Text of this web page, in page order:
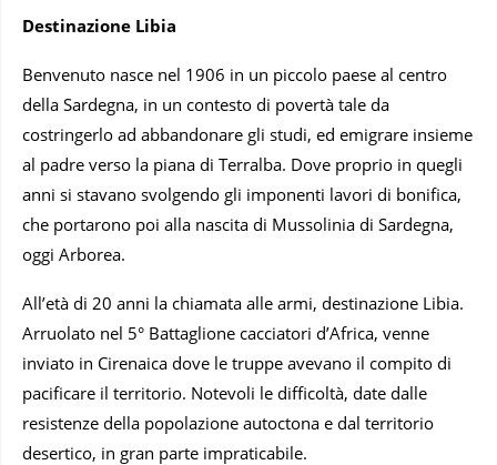
Destinazione Libia
Benvenuto nasce nel 1906 in un piccolo paese al centro
della Sardegna, in un contesto di povertà tale da
costringerlo ad abbandonare gli studi, ed emigrare insieme
al padre verso la piana di Terralba. Dove proprio in quegli
anni si stavano svolgendo gli imponenti lavori di bonifica,
che portarono poi alla nascita di Mussolinia di Sardegna,
oggi Arborea.
All’età di 20 anni la chiamata alle armi, destinazione Libia.
Arruolato nel 5° Battaglione cacciatori d’Africa, venne
inviato in Cirenaica dove le truppe avevano il compito di
pacificare il territorio. Notevoli le difficoltà, date dalle
resistenze della popolazione autoctona e dal territorio
desertico, in gran parte impraticabile.